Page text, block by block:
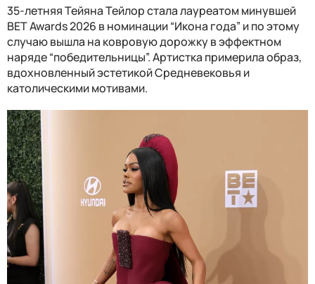
35-летняя Тейяна Тейлор стала лауреатом минувшей
BET Awards 2026 в номинации “Икона года” и по этому
случаю вышла на ковровую дорожку в эффектном
наряде “победительницы”. Артистка примерила образ,
вдохновленный эстетикой Средневековья и
католическими мотивами.